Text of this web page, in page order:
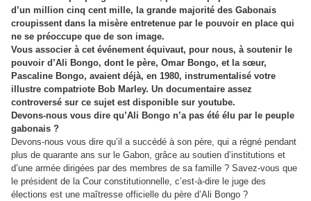
d’un million cinq cent mille, la grande majorité des Gabonais
croupissent dans la misère entretenue par le pouvoir en place qui
ne se préoccupe que de son image.
Vous associer à cet événement équivaut, pour nous, à soutenir le
pouvoir d’Ali Bongo, dont le père, Omar Bongo, et la sœur,
Pascaline Bongo, avaient déjà, en 1980, instrumentalisé votre
illustre compatriote Bob Marley. Un documentaire assez
controversé sur ce sujet est disponible sur youtube.
Devons-nous vous dire qu’Ali Bongo n’a pas été élu par le peuple
gabonais ?
Devons-nous vous dire qu’il a succédé à son père, qui a régné pendant
plus de quarante ans sur le Gabon, grâce au soutien d’institutions et
d’une armée dirigées par des membres de sa famille ? Savez-vous que
le président de la Cour constitutionnelle, c’est-à-dire le juge des
élections est une maîtresse officielle du père d’Ali Bongo ?